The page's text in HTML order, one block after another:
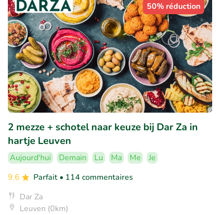
50% réduction
2 mezze + schotel naar keuze bij Dar Za in
hartje Leuven
Aujourd'hui Demain Lu Ma Me
Je
9.6
Parfait • 114 commentaires
Dar Za
Leuven (0km)